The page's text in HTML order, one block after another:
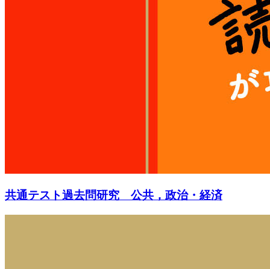
共通テスト過去問研究 公共，政治・経済